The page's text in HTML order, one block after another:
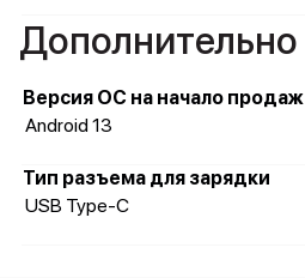
Дополнительно
Версия ОС на начало продаж
Android 13
Тип разъема для зарядки
USB Type-C